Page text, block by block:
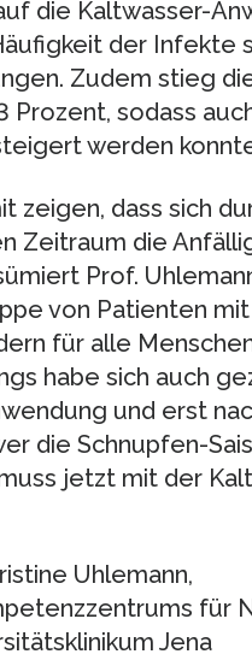
die Kaltwasser-
der Infekte
Zudem stieg
Prozent, sodass
werden
zeigen, dass sich
Zeitraum die
Prof.
von Patienten
für alle
habe sich auch
und erst
die Schnupfen-
jetzt mit der
Uhlemann,
für
Jena